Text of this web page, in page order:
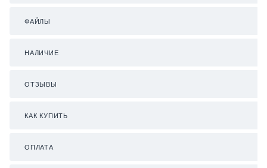
ФАЙЛЫ
НАЛИЧИЕ
ОТЗЫВЫ
КАК КУПИТЬ
ОПЛАТА